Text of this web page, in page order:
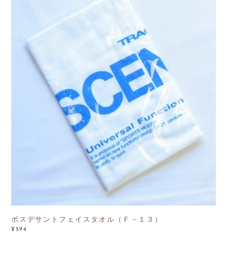
ボスデサントフェイスタオル（Ｆ－１３）
¥594